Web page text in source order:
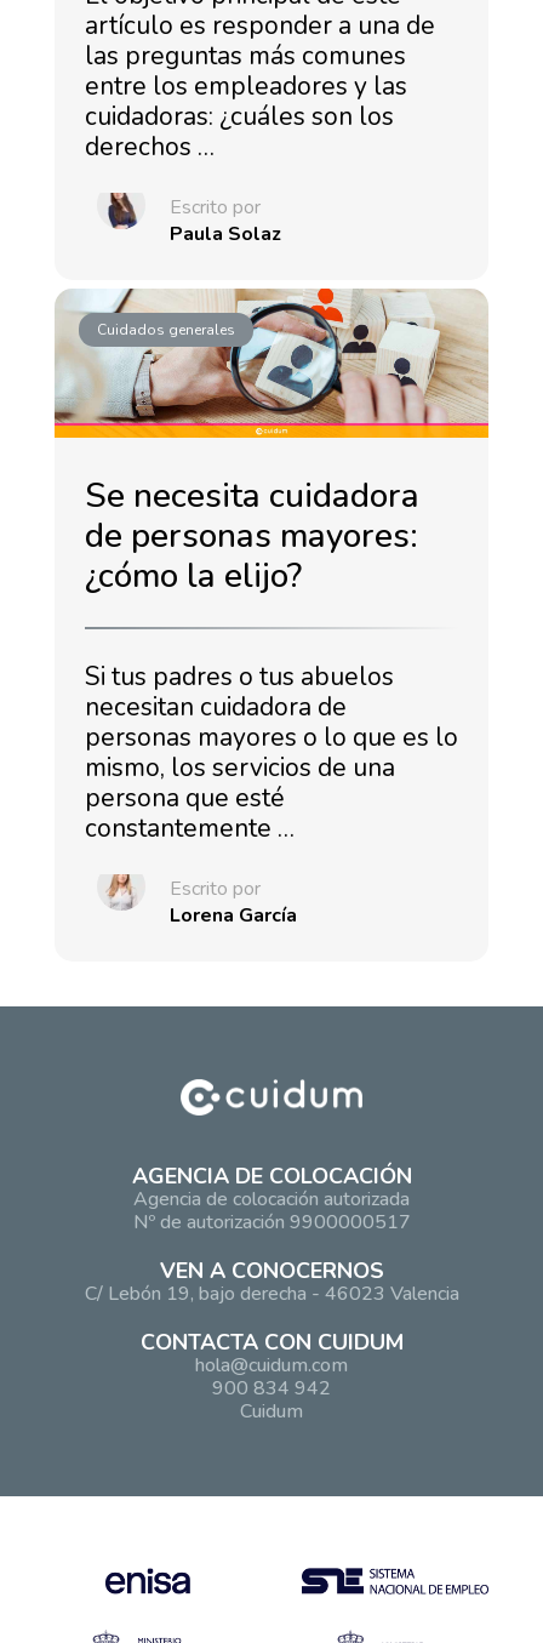
artículo es responder a una de
las preguntas más comunes
entre los empleadores y las
cuidadoras: ¿cuáles son los
derechos …
Escrito por
Paula Solaz
Cuidados generales
Se necesita cuidadora
de personas mayores:
¿cómo la elijo?
Si tus padres o tus abuelos
necesitan cuidadora de
personas mayores o lo que es lo
mismo, los servicios de una
persona que esté
constantemente …
Escrito por
Lorena García
AGENCIA DE COLOCACIÓN
Agencia de colocación autorizada
Nº de autorización 9900000517
VEN A CONOCERNOS
C/ Lebón 19, bajo derecha - 46023 Valencia
CONTACTA CON CUIDUM
hola@cuidum.com
900 834 942
Cuidum